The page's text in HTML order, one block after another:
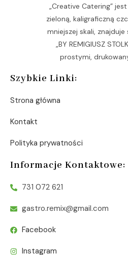
Szybkie Linki:
Strona główna
Kontakt
Polityka prywatności
Informacje Kontaktowe:
731 072 621
gastro.remix@gmail.com
Facebook
Instagram